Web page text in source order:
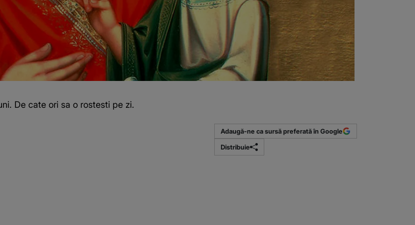
De cate ori sa o rostesti pe zi.
Adaugă-ne ca sursă preferată în Google
Distribuie